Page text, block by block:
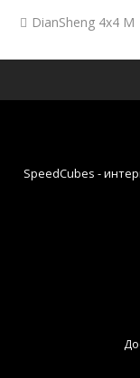
DianSheng 4x4 M
SpeedCubes -